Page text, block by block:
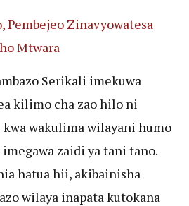
Pembejeo Zinavyowatesa
Mtwara
Serikali imekuwa
kilimo cha zao hilo ni
kwa wakulima wilayani humo
imegawa zaidi ya tani tano.
hatua hii, akibainisha
wilaya inapata kutokana